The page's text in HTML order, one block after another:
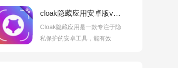
cloak隐藏应用安卓版v1.2.7 官方版
Cloak隐藏应用是一款专注于隐
私保护的安卓工具，能有效